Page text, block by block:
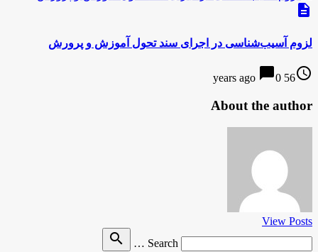
description
لزوم آسیب‌شناسی در اجرای سند تحول آموزش و پرورش
access_time
56 years ago
chat_bubble0
About the author
View Posts
Search …
search